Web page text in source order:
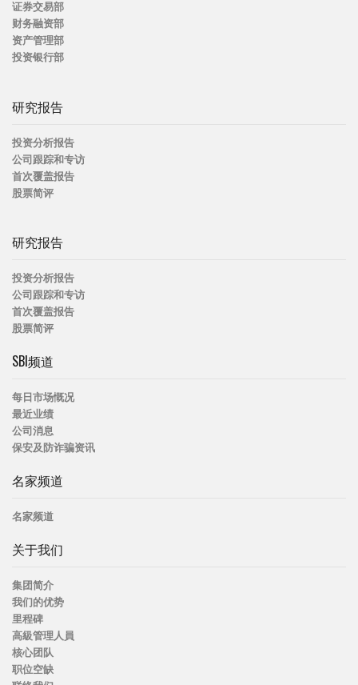
证券交易部
财务融资部
资产管理部
投资银行部
研究报告
投资分析报告
公司跟踪和专访
首次覆盖报告
股票简评
研究报告
投资分析报告
公司跟踪和专访
首次覆盖报告
股票简评
SBI频道
每日市场慨况
最近业绩
公司消息
保安及防诈骗资讯
名家频道
名家频道
关于我们
集团简介
我们的优势
里程碑
高級管理人員
核心团队
职位空缺